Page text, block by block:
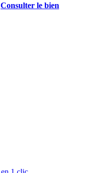
Consulter le bien